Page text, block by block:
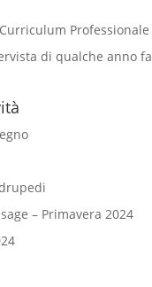
Professionale
di qualche anno fa
– Primavera 2024